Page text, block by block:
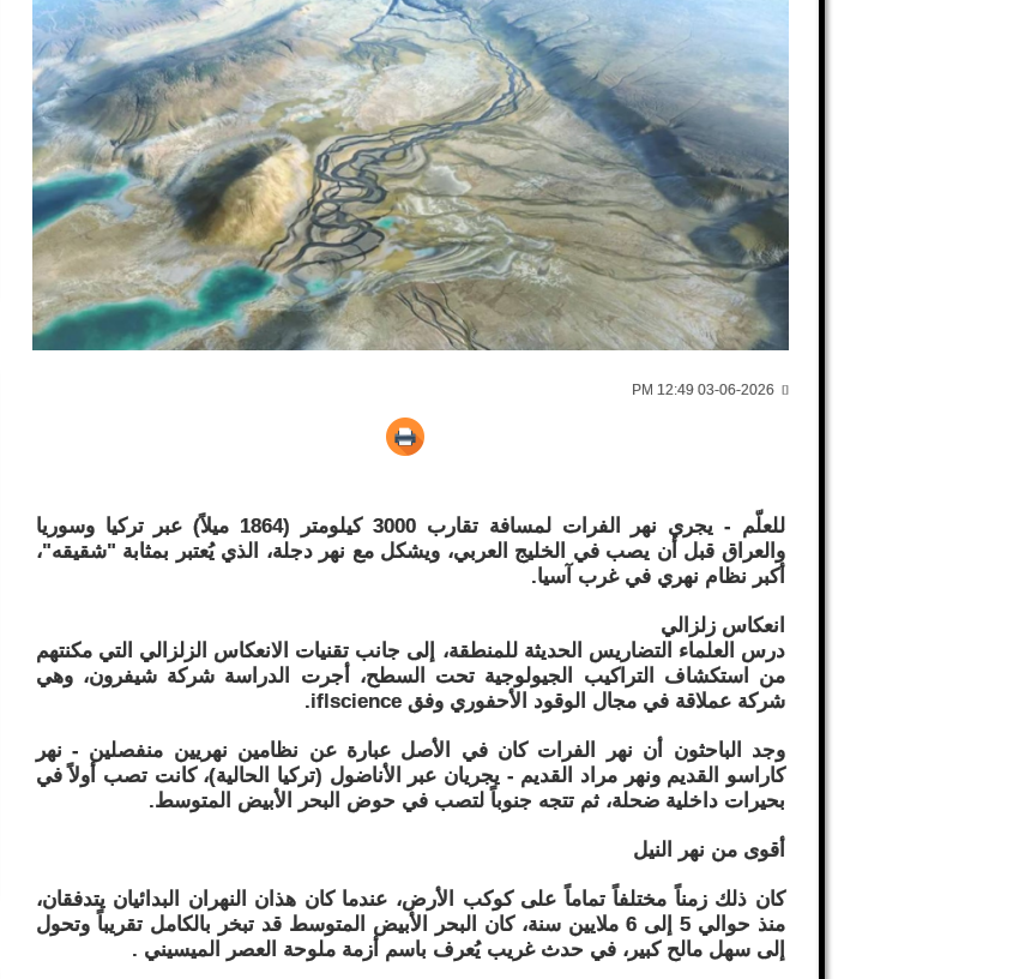
للعلّم - يجري نهر الفرات لمسافة تقارب 3000 كيلومتر (1864 ميلاً) عبر تركيا وسوريا
والعراق قبل أن يصب في الخليج العربي، ويشكل مع نهر دجلة، الذي يُعتبر بمثابة "شقيقه"،
أكبر نظام نهري في غرب آسيا.
انعكاس زلزالي
درس العلماء التضاريس الحديثة للمنطقة، إلى جانب تقنيات الانعكاس الزلزالي التي مكنتهم
من استكشاف التراكيب الجيولوجية تحت السطح، أجرت الدراسة شركة شيفرون، وهي
شركة عملاقة في مجال الوقود الأحفوري وفق iflscience.
وجد الباحثون أن نهر الفرات كان في الأصل عبارة عن نظامين نهريين منفصلين - نهر
كاراسو القديم ونهر مراد القديم - يجريان عبر الأناضول (تركيا الحالية)، كانت تصب أولاً في
بحيرات داخلية ضحلة، ثم تتجه جنوباً لتصب في حوض البحر الأبيض المتوسط.
أقوى من نهر النيل
كان ذلك زمناً مختلفاً تماماً على كوكب الأرض، عندما كان هذان النهران البدائيان يتدفقان،
منذ حوالي 5 إلى 6 ملايين سنة، كان البحر الأبيض المتوسط ​​قد تبخر بالكامل تقريباً وتحول
إلى سهل مالح كبير، في حدث غريب يُعرف باسم أزمة ملوحة العصر الميسيني .